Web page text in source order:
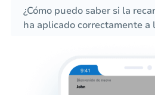
¿Cómo puedo saber si la
ha aplicado correctamente a